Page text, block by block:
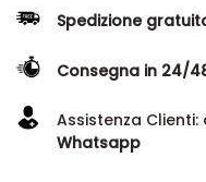
Spedizione
Consegna in 24/
Assistenza
Whatsapp